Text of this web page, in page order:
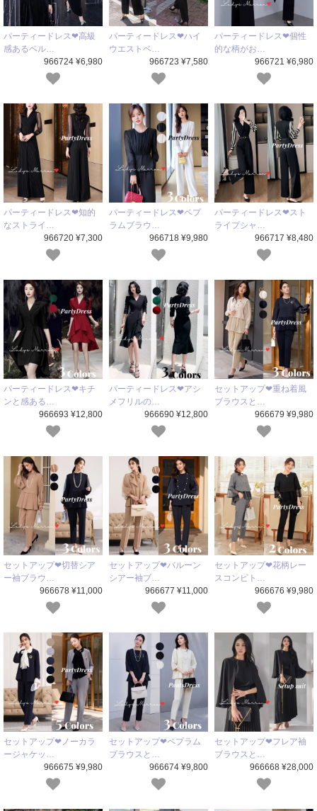
パーティードレス❤高級
感あるベル…
966724 ¥6,980
パーティードレス❤ハイ
ウエストベ…
966723 ¥7,580
パーティードレス❤個性
的な柄がお…
966721 ¥6,980
パーティードレス❤知的
なストライ…
966720 ¥7,300
パーティードレス❤ペプ
ラムブラウ…
966718 ¥9,980
パーティードレス❤スト
ライプシャ…
966717 ¥8,480
パーティードレス❤キチ
ンと感ある…
966693 ¥12,800
パーティードレス❤アシ
メフリルの…
966690 ¥12,800
セットアップ❤重ね着風
ブラウスと…
966679 ¥9,980
セットアップ❤切替シア
ー袖ブラウ…
966678 ¥11,000
セットアップ❤バルーン
シアー袖ブ…
966677 ¥11,000
セットアップ❤花柄レー
スコンビト…
966676 ¥9,980
セットアップ❤ノーカラ
ージャケッ…
966675 ¥9,980
セットアップ❤ペプラム
ブラウスと…
966674 ¥9,800
セットアップ❤フレア袖
ブラウスと…
966668 ¥28,000